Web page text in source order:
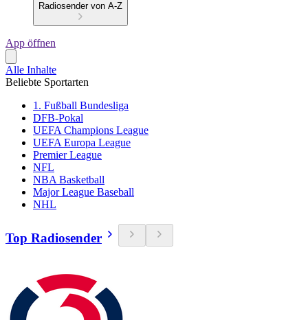
Radiosender von A-Z
App öffnen
Alle Inhalte
Beliebte Sportarten
1. Fußball Bundesliga
DFB-Pokal
UEFA Champions League
UEFA Europa League
Premier League
NFL
NBA Basketball
Major League Baseball
NHL
Top Radiosender